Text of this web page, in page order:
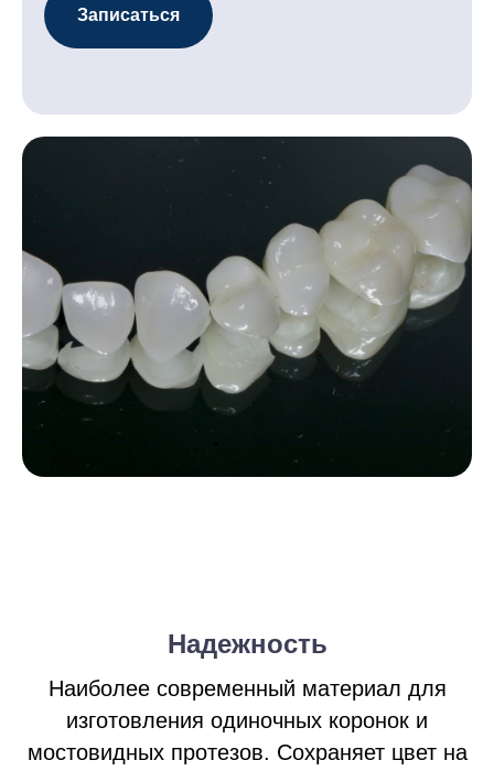
Записаться
Надежность
Наиболее современный материал для
изготовления одиночных коронок и
мостовидных протезов. Сохраняет цвет на